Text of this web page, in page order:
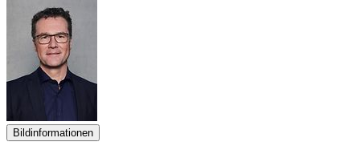
Bildinformationen